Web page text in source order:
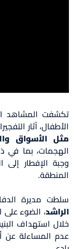
تكشفت المشاهد
الأطفال، آثار
مثل الأسواق
الهجمات، بما في
وجبة الإفطار إلى
المنطقة.
سلطت مديرة
الراشد، الضوء على
خلال استهداف
عدم المساءلة عن